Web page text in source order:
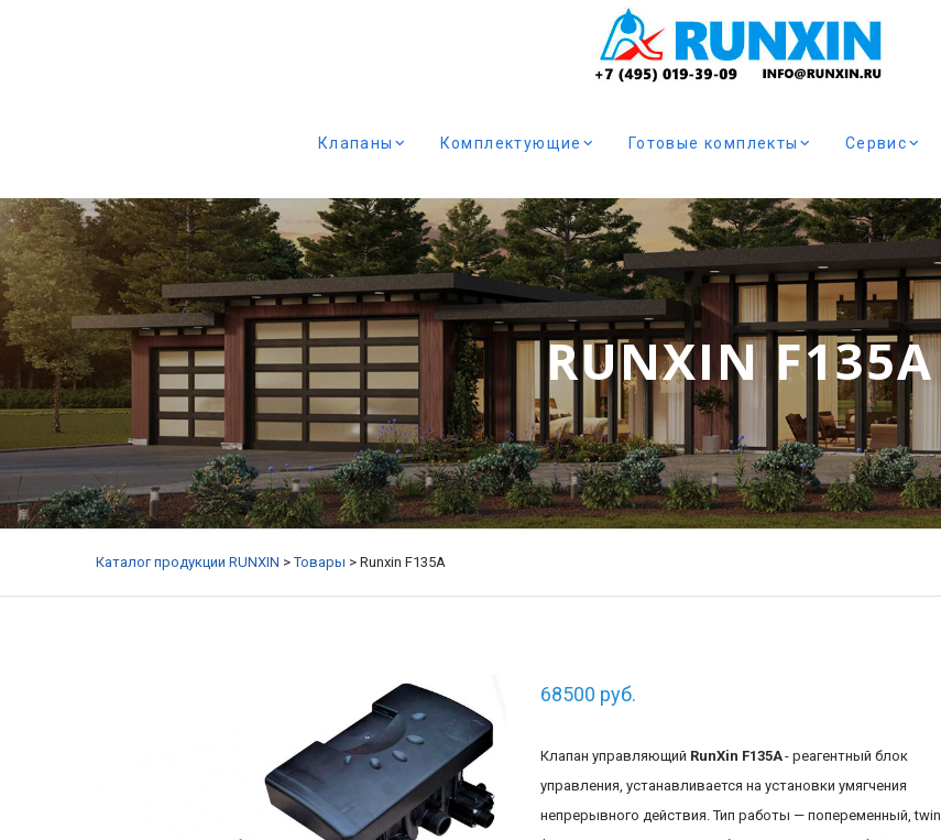
Клапаны Комплектующие Готовые комплекты Сервис
RUNXIN F135A
Каталог продукции RUNXIN >Товары > Runxin F135A
68500 руб.
Клапан управляющий RunXin F135A- реагентный блок
управления, устанавливается на установки умягчения
непрерывного действия. Тип работы — попеременный, twin